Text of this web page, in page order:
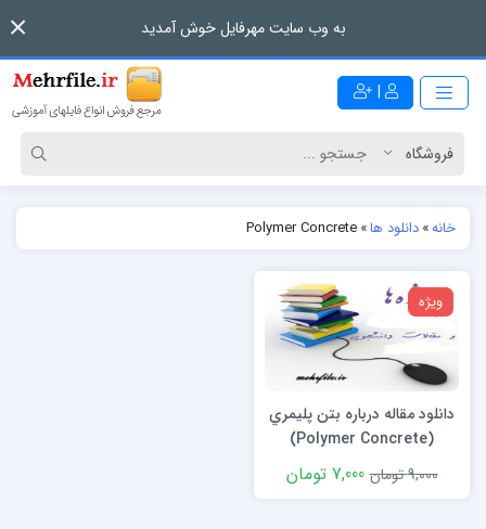
به وب سایت مهرفایل خوش آمدید
|
خانه»دانلود ها»
Polymer Concrete
ویژه
دانلود مقاله درباره بتن پليمري
(Polymer Concrete)
9,000 تومان
7,000 تومان